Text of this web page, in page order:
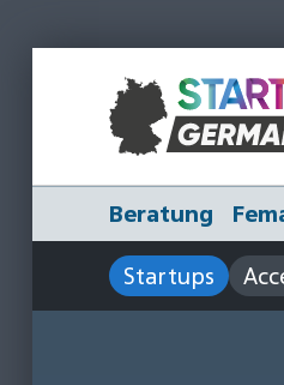
Beratung
Startups